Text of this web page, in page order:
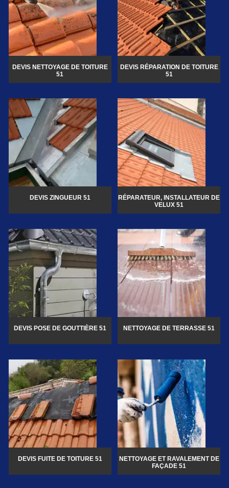
DEVIS NETTOYAGE DE TOITURE
51
DEVIS RÉPARATION DE TOITURE
51
DEVIS ZINGUEUR 51
RÉPARATEUR, INSTALLATEUR DE
VELUX 51
DEVIS POSE DE GOUTTIÈRE 51 NETTOYAGE DE TERRASSE 51
DEVIS FUITE DE TOITURE 51
NETTOYAGE ET RAVALEMENT DE
FAÇADE 51